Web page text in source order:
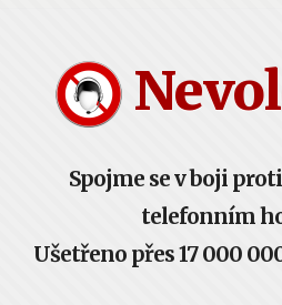
Spojme se v boji
telefonním
Ušetřeno přes 17 000